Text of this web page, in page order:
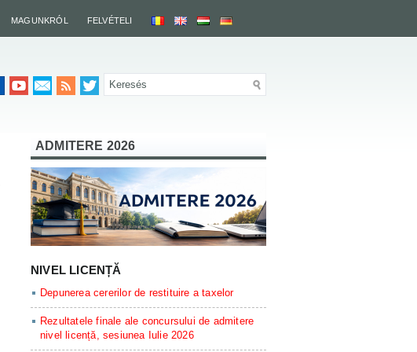
MAGUNKRÓL FELVÉTELI
ADMITERE 2026
NIVEL LICENȚĂ
Depunerea cererilor de restituire a taxelor
Rezultatele finale ale concursului de admitere
nivel licență, sesiunea Iulie 2026